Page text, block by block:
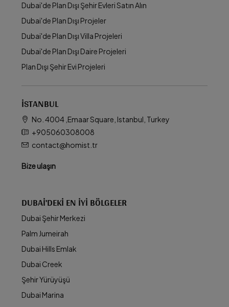
Dubai'de Plan Dışı Şehir Evleri Satın Alın
Dubai'de Plan Dışı Projeler
Dubai'de Plan Dışı Villa Projeleri
Dubai'de Plan Dışı Daire Projeleri
Plan Dışı Şehir Evi Projeleri
İSTANBUL
No. 4004 ,Emaar Square, Istanbul, Turkey
+905060308008
contact@homist.tr
Bize ulaşın
DUBAI'DEKI EN İYI BÖLGELER
Dubai Şehir Merkezi
Palm Jumeirah
Dubai Hills Emlak
Dubai Creek
Şehir Yürüyüşü
Dubai Marina